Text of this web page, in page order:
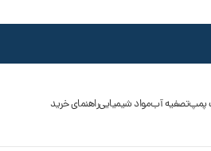
پمپتصفیه آبمواد شیمیاییراهنمای خرید